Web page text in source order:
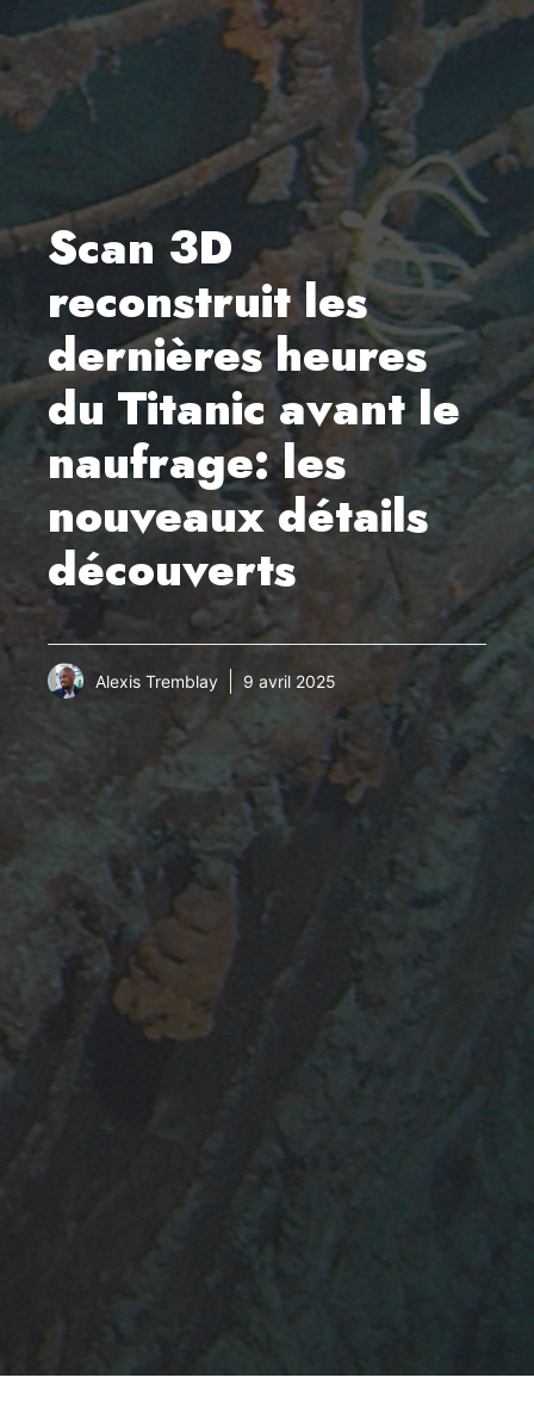
Scan 3D
reconstruit les
dernières heures
du Titanic avant le
naufrage: les
nouveaux détails
découverts
Alexis Tremblay 9 avril 2025